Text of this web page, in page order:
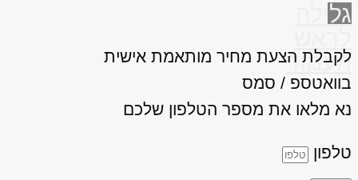
גלילה
העמוד
לקבלת הצעת מחיר מותאמת אישית
בוואטספ / סמס
נא מלאו את מספר הטלפון שלכם
טלפון